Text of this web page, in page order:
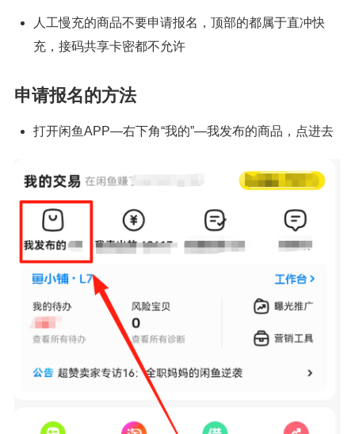
人工慢充的商品不要申请报名，顶部的都属于直冲快
充，接码共享卡密都不允许
申请报名的方法
打开闲鱼APP—右下角“我的”—我发布的商品，点进去